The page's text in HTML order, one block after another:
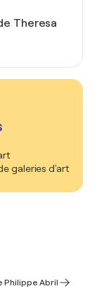
Theresa
galeries d'art
Philippe Abril